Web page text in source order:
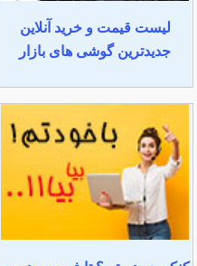
لیست قیمت و خرید آنلاین
جدیدترین گوشی های بازار